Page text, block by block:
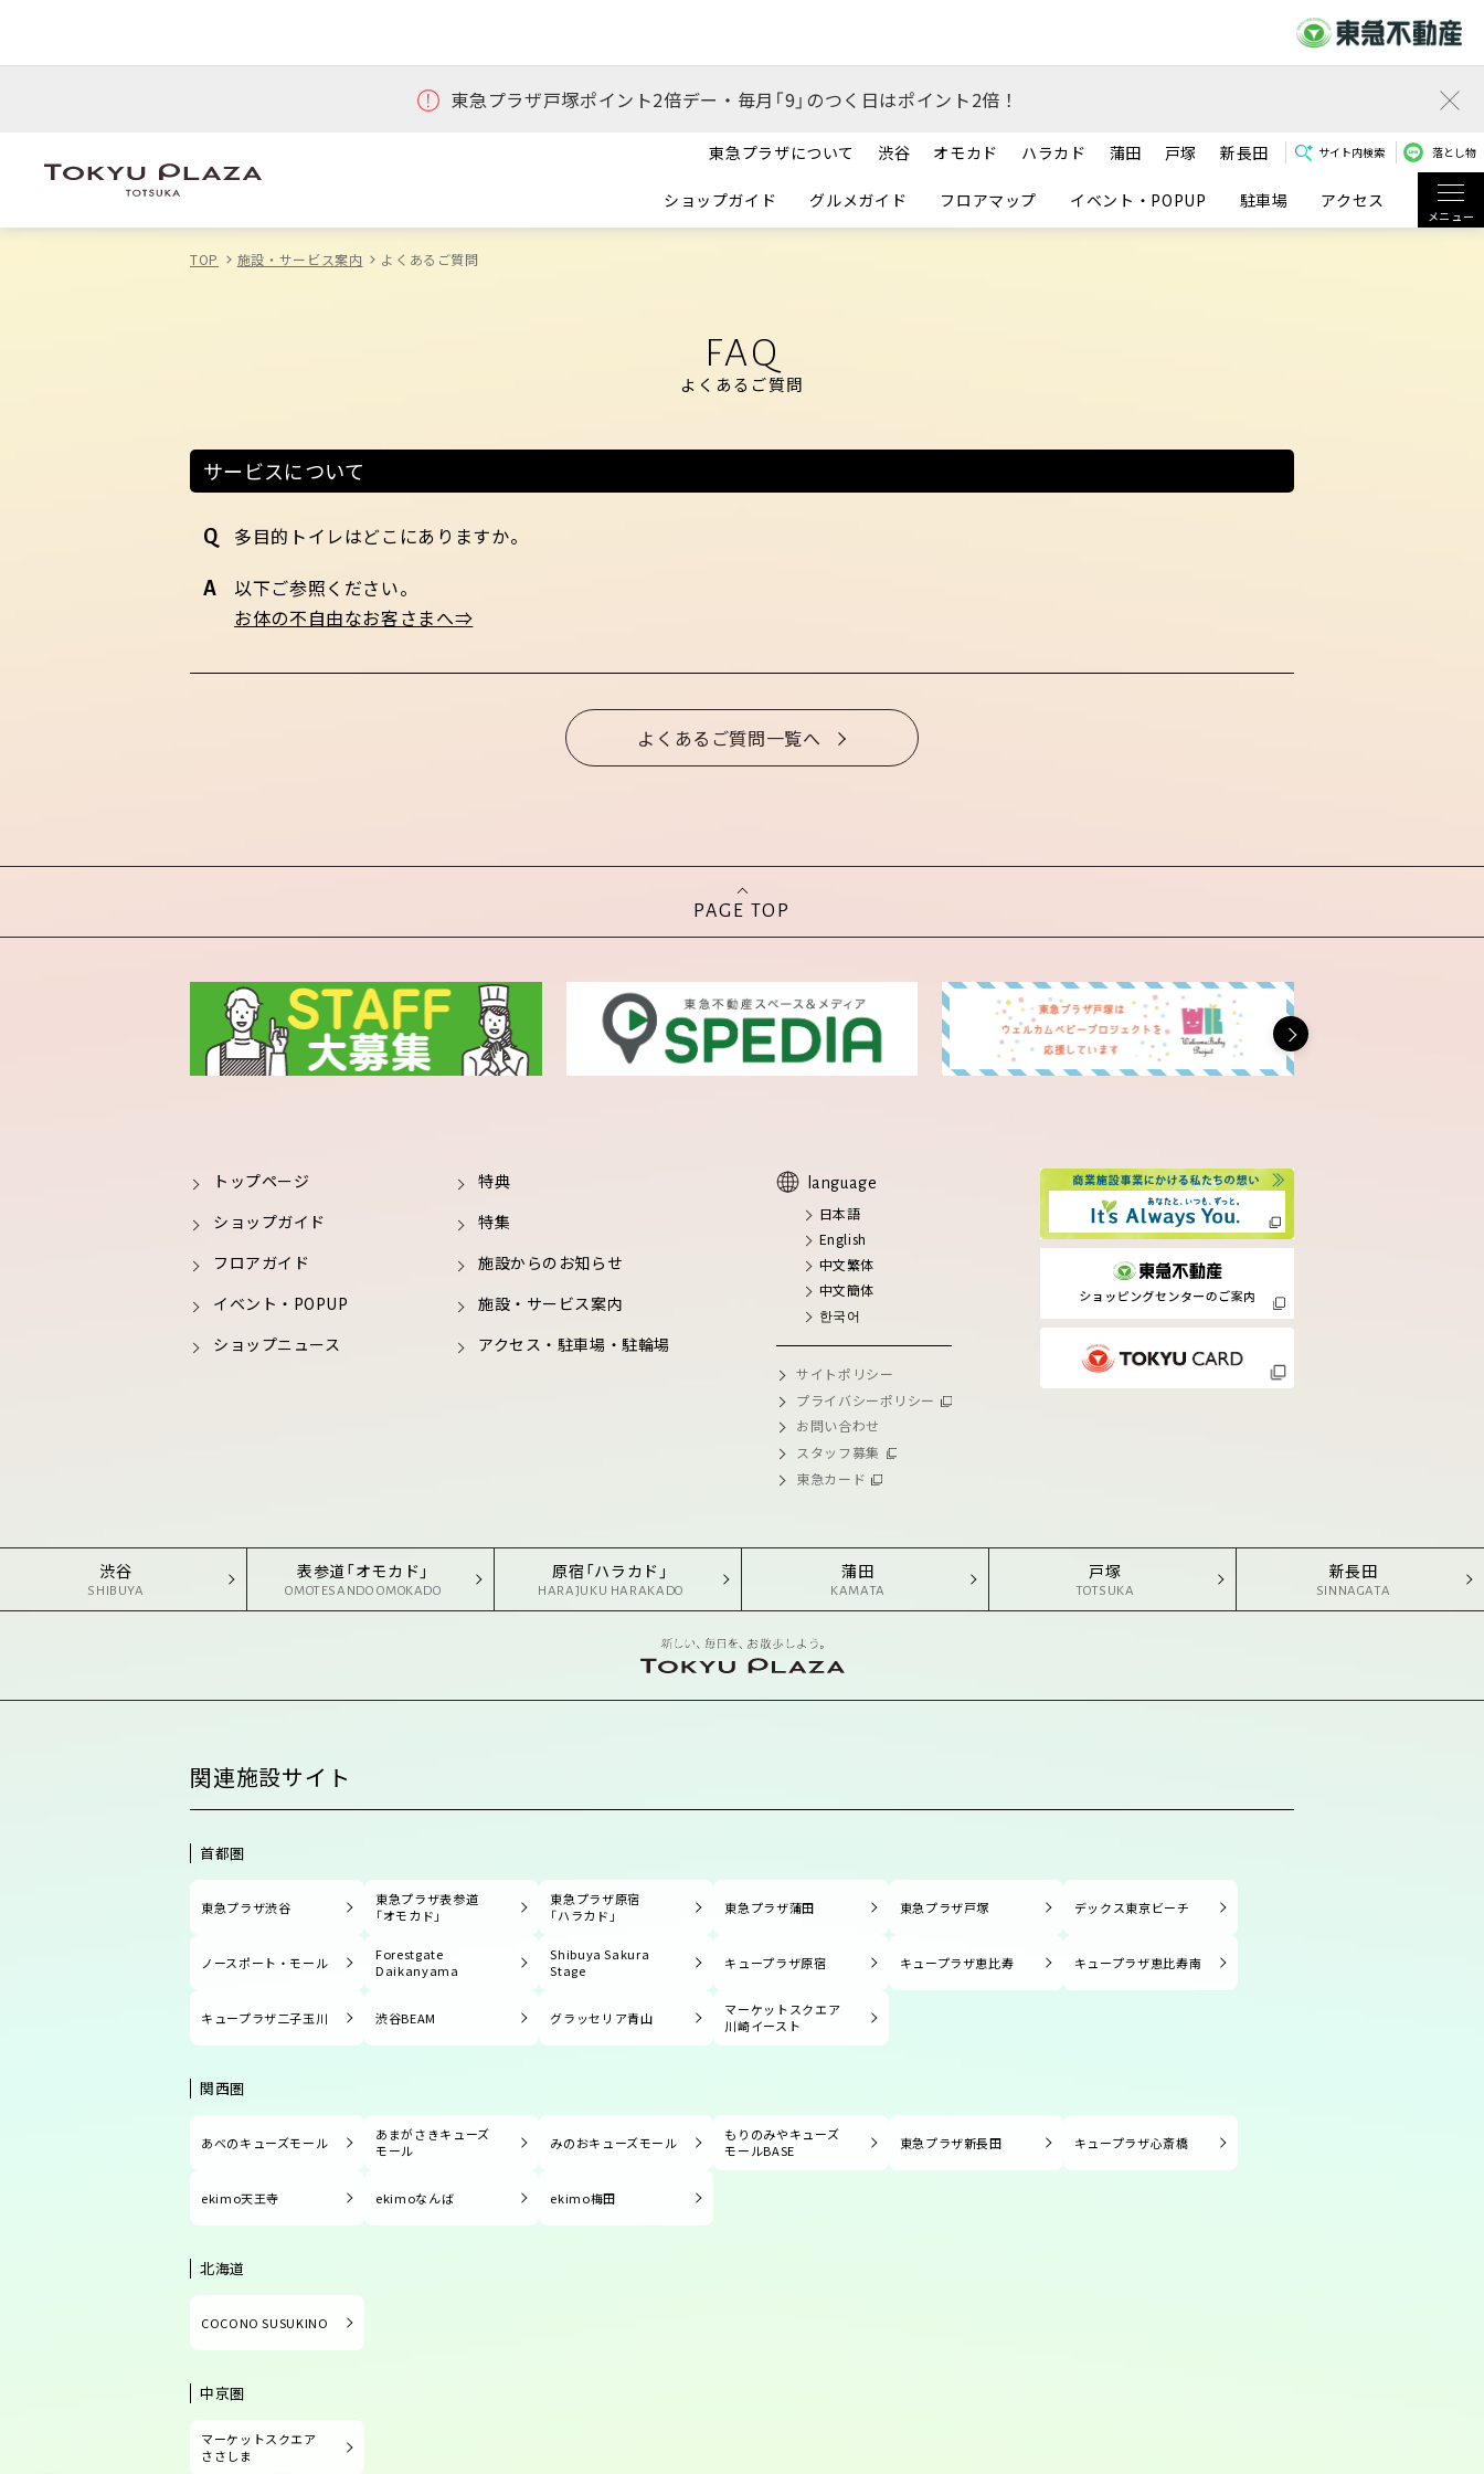
東急プラザ戸塚ポイント2倍デー・毎月「9」のつく日はポイント2倍！
東急プラザについて 渋谷 オモカド ハラカド 蒲田 戸塚 新長田 サイト内検索 落とし物
ショップガイド グルメガイド フロアマップ イベント・POPUP 駐車場 アクセス
メニュー
TOP 施設・サービス案内 よくあるご質問
FAQ
よくあるご質問
サービスについて
多目的トイレはどこにありますか。
以下ご参照ください。
お体の不自由なお客さまへ⇒
よくあるご質問一覧へ
PAGE TOP
トップページ
ショップガイド
フロアガイド
イベント・POPUP
ショップニュース
特典
特集
施設からのお知らせ
施設・サービス案内
アクセス・駐車場・駐輪場
language
日本語
English
中文繁体
中文簡体
한국어
サイトポリシー
プライバシーポリシー
お問い合わせ
スタッフ募集
東急カード
渋谷
SHIBUYA
表参道「オモカド」
OMOTESANDO OMOKADO
原宿「ハラカド」
HARAJUKU HARAKADO
蒲田
KAMATA
戸塚
TOTSUKA
新長田
SINNAGATA
関連施設サイト
首都圏
東急プラザ渋谷
東急プラザ表参道
「オモカド」
東急プラザ原宿
「ハラカド」
東急プラザ蒲田 東急プラザ戸塚 デックス東京ビーチ
ノースポート・モール
Forestgate
Daikanyama
Shibuya Sakura
Stage
キュープラザ原宿 キュープラザ恵比寿 キュープラザ恵比寿南
キュープラザ二子玉川 渋谷BEAM グラッセリア青山
マーケットスクエア
川崎イースト
関西圏
あべのキューズモール
あまがさきキューズ
モール
みのおキューズモール
もりのみやキューズ
モールBASE
東急プラザ新長田 キュープラザ心斎橋
ekimo天王寺 ekimoなんば ekimo梅田
北海道
COCONO SUSUKINO
中京圏
マーケットスクエア
ささしま